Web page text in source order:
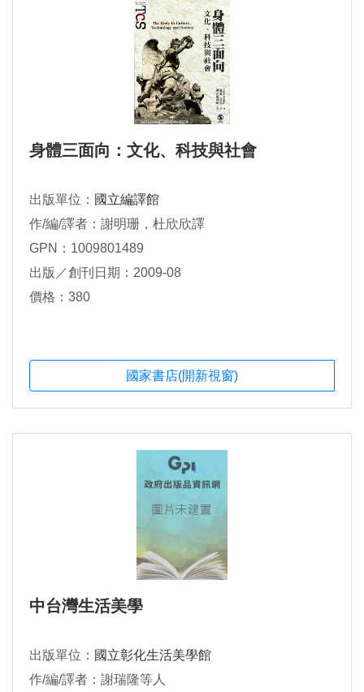
身體三面向：文化、科技與社會
出版單位： 國立編譯館
作/編/譯者：謝明珊，杜欣欣譯
GPN：1009801489
出版／創刊日期：2009-08
價格：380
國家書店(開新視窗)
中台灣生活美學
出版單位： 國立彰化生活美學館
作/編/譯者：謝瑞隆等人